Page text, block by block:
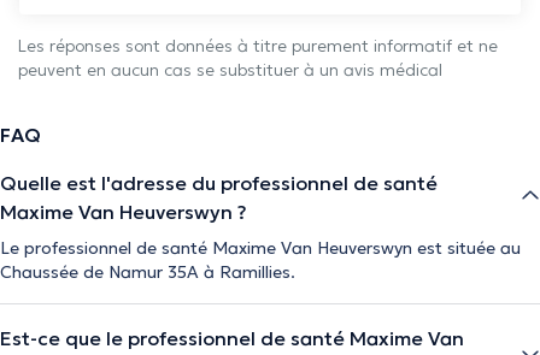
Les réponses sont données à titre purement informatif et ne
peuvent en aucun cas se substituer à un avis médical
FAQ
Quelle est l'adresse du professionnel de santé
Maxime Van Heuverswyn ?
Le professionnel de santé Maxime Van Heuverswyn est située au
Chaussée de Namur 35A à Ramillies.
Est-ce que le professionnel de santé Maxime Van